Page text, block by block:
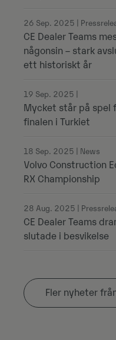
26 Sep. 2025 |
CE Dealer Teams
någonsin – stark
ett historiskt år
19 Sep. 2025 |
Mycket står på spel
finalen i Turkiet
18 Sep. 2025 | News
Volvo Construction
RX Championship
28 Aug. 2025 |
CE Dealer Teams
slutade i besvikelse
Fler nyheter